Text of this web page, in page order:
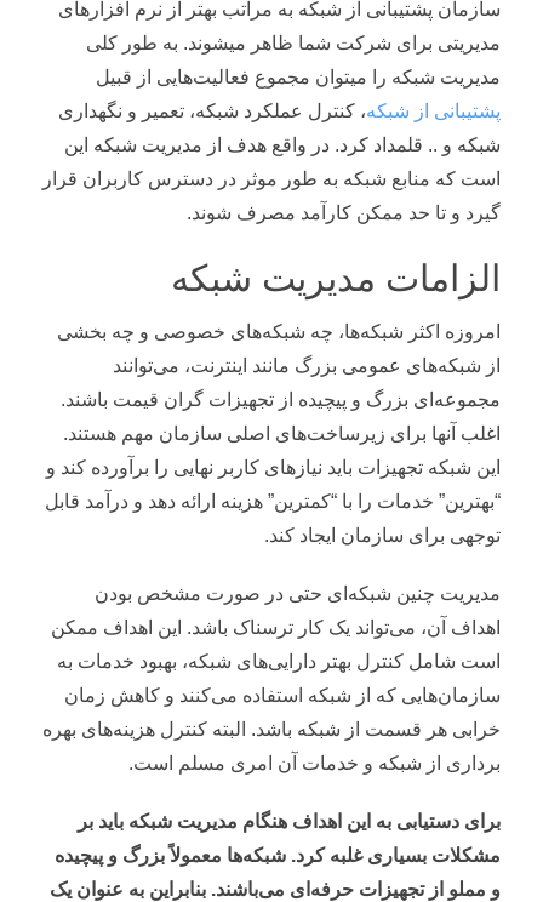
سازمان پشتیبانی از شبکه به مراتب بهتر از نرم افزارهای
مدیریتی برای شرکت شما ظاهر میشوند. به طور کلی
مدیریت شبکه را میتوان مجموع فعالیت‌هایی از قبیل
پشتیبانی از شبکه، کنترل عملکرد شبکه، تعمیر و نگهداری
شبکه و .. قلمداد کرد. در واقع هدف از مدیریت شبکه این
است که منابع شبکه به طور موثر در دسترس کاربران قرار
گیرد و تا حد ممکن کارآمد مصرف شوند.
الزامات مدیریت شبکه
امروزه اکثر شبکه‌ها، چه شبکه‌های خصوصی و چه بخشی
از شبکه‌های عمومی بزرگ مانند اینترنت، می‌توانند
مجموعه‌ای بزرگ و پیچیده از تجهیزات گران قیمت باشند.
اغلب آنها برای زیرساخت‌های اصلی سازمان مهم هستند.
این شبکه تجهیزات باید نیازهای کاربر نهایی را برآورده کند و
“بهترین” خدمات را با “کمترین” هزینه ارائه دهد و درآمد قابل
توجهی برای سازمان ایجاد کند.
مدیریت چنین شبکه‌ای حتی در صورت مشخص بودن
اهداف آن، می‌تواند یک کار ترسناک باشد. این اهداف ممکن
است شامل کنترل بهتر دارایی‌های شبکه، بهبود خدمات به
سازمان‌هایی که از شبکه استفاده می‌کنند و کاهش زمان
خرابی هر قسمت از شبکه باشد. البته کنترل هزینه‌های بهره
برداری از شبکه و خدمات آن امری مسلم است.
برای دستیابی به این اهداف هنگام مدیریت شبکه باید بر
مشکلات بسیاری غلبه کرد. شبکه‌ها معمولاً بزرگ و پیچیده
و مملو از تجهیزات حرفه‌ای می‌باشند. بنابراین به عنوان یک